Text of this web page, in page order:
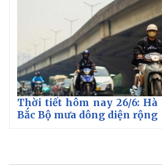
Thời tiết hôm nay 26/6: Hà
Bắc Bộ mưa dông diện rộng